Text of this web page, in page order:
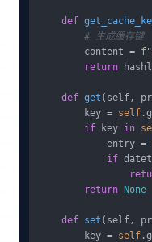
def
# 生成缓存键
        content =
f"
return
def get ( self,
        key =
self
if key in
            entry =
if
return None
def set ( self,
        key =
self